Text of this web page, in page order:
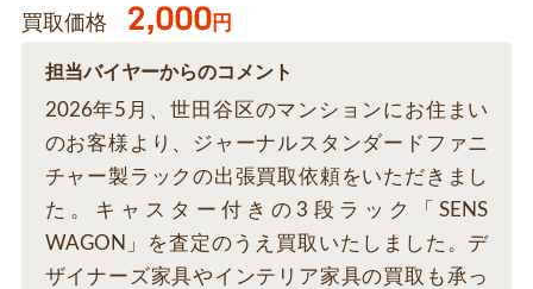
買取価格 2,000円
担当バイヤーからのコメント
2026年5月、世田谷区のマンションにお住まい
のお客様より、ジャーナルスタンダードファニ
チャー製ラックの出張買取依頼をいただきまし
た。キャスター付きの3段ラック「SENS
WAGON」を査定のうえ買取いたしました。デ
ザイナーズ家具やインテリア家具の買取も承っ